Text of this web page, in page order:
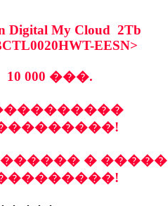
Digital My Cloud 2Tb
EESN>
10 000 ���.
� �����